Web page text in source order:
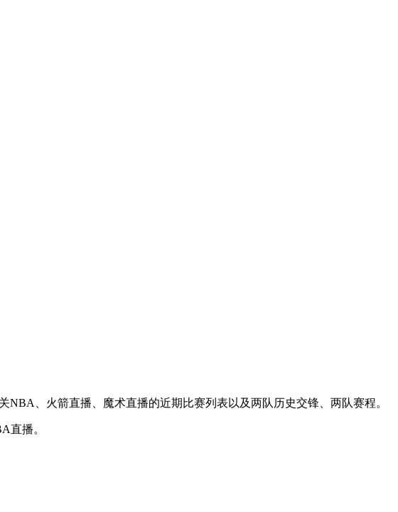
、火箭直播、魔术直播的近期比赛列表以及两队历史交锋、两队赛程。
直播。